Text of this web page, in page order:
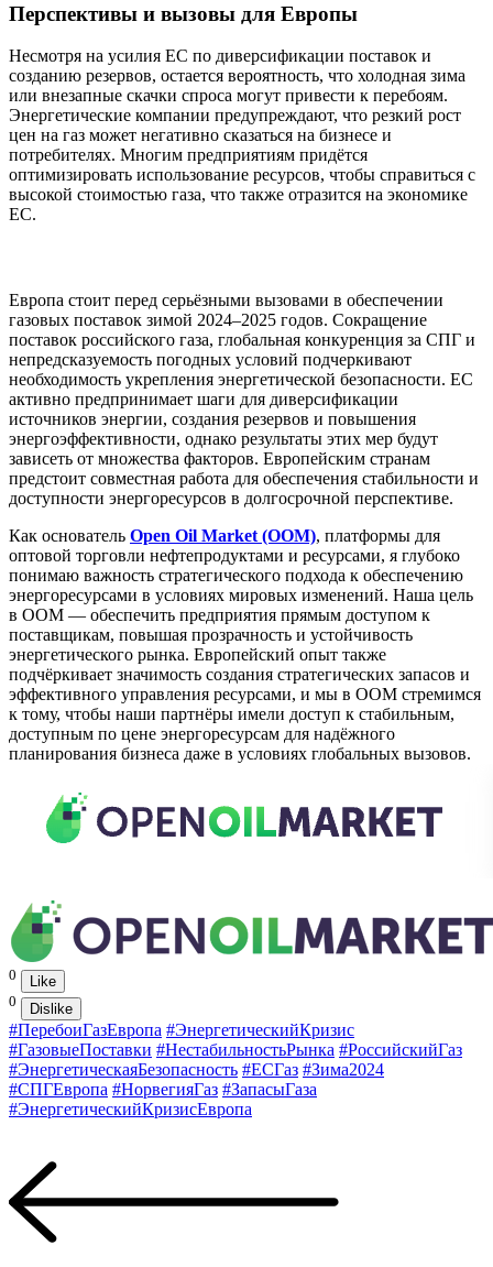
Перспективы и вызовы для Европы
Несмотря на усилия ЕС по диверсификации поставок и
созданию резервов, остается вероятность, что холодная зима
или внезапные скачки спроса могут привести к перебоям.
Энергетические компании предупреждают, что резкий рост
цен на газ может негативно сказаться на бизнесе и
потребителях. Многим предприятиям придётся
оптимизировать использование ресурсов, чтобы справиться с
высокой стоимостью газа, что также отразится на экономике
ЕС.
Европа стоит перед серьёзными вызовами в обеспечении
газовых поставок зимой 2024–2025 годов. Сокращение
поставок российского газа, глобальная конкуренция за СПГ и
непредсказуемость погодных условий подчеркивают
необходимость укрепления энергетической безопасности. ЕС
активно предпринимает шаги для диверсификации
источников энергии, создания резервов и повышения
энергоэффективности, однако результаты этих мер будут
зависеть от множества факторов. Европейским странам
предстоит совместная работа для обеспечения стабильности и
доступности энергоресурсов в долгосрочной перспективе.
Как основатель Open Oil Market (ООМ), платформы для
оптовой торговли нефтепродуктами и ресурсами, я глубоко
понимаю важность стратегического подхода к обеспечению
энергоресурсами в условиях мировых изменений. Наша цель
в ООМ — обеспечить предприятия прямым доступом к
поставщикам, повышая прозрачность и устойчивость
энергетического рынка. Европейский опыт также
подчёркивает значимость создания стратегических запасов и
эффективного управления ресурсами, и мы в ООМ стремимся
к тому, чтобы наши партнёры имели доступ к стабильным,
доступным по цене энергоресурсам для надёжного
планирования бизнеса даже в условиях глобальных вызовов.
0
Like
0
Dislike
#ПеребоиГазЕвропа #ЭнергетическийКризис
#ГазовыеПоставки #НестабильностьРынка #РоссийскийГаз
#ЭнергетическаяБезопасность #ЕСГаз #Зима2024
#СПГЕвропа #НорвегияГаз #ЗапасыГаза
#ЭнергетическийКризисЕвропа